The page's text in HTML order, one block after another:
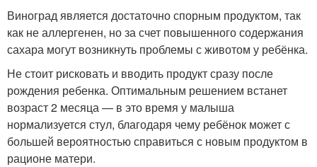
Виноград является достаточно спорным продуктом, так
как не аллергенен, но за счет повышенного содержания
сахара могут возникнуть проблемы с животом у ребёнка.
Не стоит рисковать и вводить продукт сразу после
рождения ребенка. Оптимальным решением встанет
возраст 2 месяца — в это время у малыша
нормализуется стул, благодаря чему ребёнок может с
большей вероятностью справиться с новым продуктом в
рационе матери.